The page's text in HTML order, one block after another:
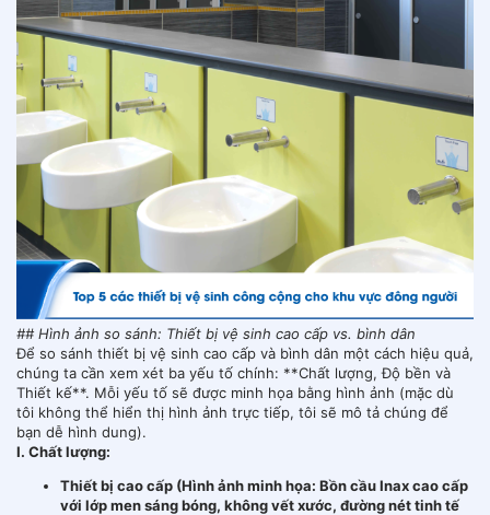
## Hình ảnh so sánh: Thiết bị vệ sinh cao cấp vs. bình dân
Để so sánh thiết bị vệ sinh cao cấp và bình dân một cách hiệu quả,
chúng ta cần xem xét ba yếu tố chính: **Chất lượng, Độ bền và
Thiết kế**. Mỗi yếu tố sẽ được minh họa bằng hình ảnh (mặc dù
tôi không thể hiển thị hình ảnh trực tiếp, tôi sẽ mô tả chúng để
bạn dễ hình dung).
I. Chất lượng:
Thiết bị cao cấp (Hình ảnh minh họa: Bồn cầu Inax cao cấp
với lớp men sáng bóng, không vết xước, đường nét tinh tế